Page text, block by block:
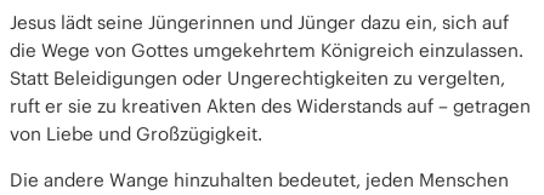
Jesus lädt seine Jüngerinnen und Jünger dazu ein, sich auf
die Wege von Gottes umgekehrtem Königreich einzulassen.
Statt Beleidigungen oder Ungerechtigkeiten zu vergelten,
ruft er sie zu kreativen Akten des Widerstands auf – getragen
von Liebe und Großzügigkeit.
Die andere Wange hinzuhalten bedeutet, jeden Menschen